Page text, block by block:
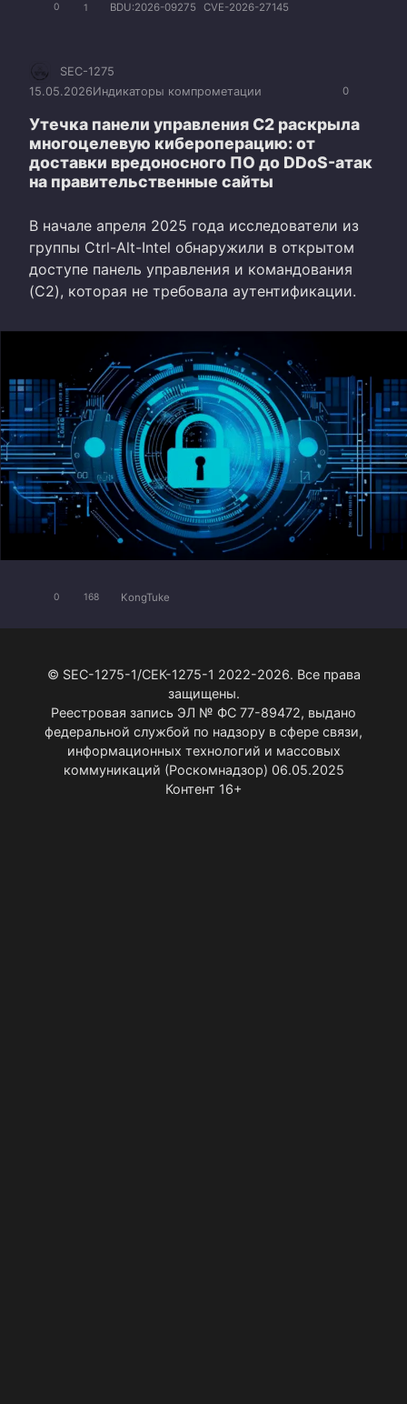
0 1 BDU:2026-09275 CVE-2026-27145
0
SEC-1275
15.05.2026Индикаторы компрометации
Утечка панели управления C2 раскрыла
многоцелевую кибероперацию: от
доставки вредоносного ПО до DDoS-атак
на правительственные сайты
В начале апреля 2025 года исследователи из
группы Ctrl-Alt-Intel обнаружили в открытом
доступе панель управления и командования
(C2), которая не требовала аутентификации.
0 168 KongTuke
© SEC-1275-1/СЕК-1275-1 2022-2026. Все права
защищены.
Реестровая запись ЭЛ № ФС 77-89472, выдано
федеральной службой по надзору в сфере связи,
информационных технологий и массовых
коммуникаций (Роскомнадзор) 06.05.2025
Контент 16+